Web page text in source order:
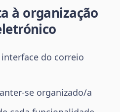
à organização
do correio
se organizado/a